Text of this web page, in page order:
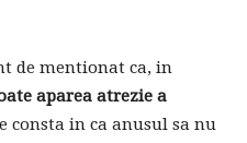
de mentionat ca, in
aparea atrezie a
consta in ca anusul sa nu